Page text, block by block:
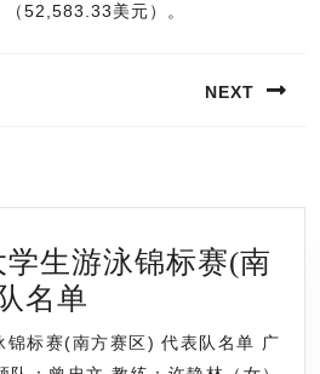
52,583.33美元）。
NEXT
生游泳锦标赛(南
名单
23
锦标赛(南方赛区) 代表队名单 广